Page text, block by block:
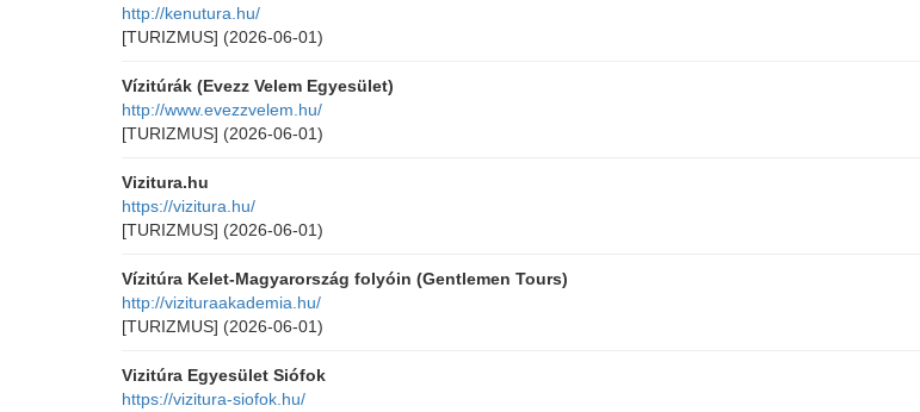
http://kenutura.hu/
[TURIZMUS] (2026-06-01)
Vízitúrák (Evezz Velem Egyesület)
http://www.evezzvelem.hu/
[TURIZMUS] (2026-06-01)
Vizitura.hu
https://vizitura.hu/
[TURIZMUS] (2026-06-01)
Vízitúra Kelet-Magyarország folyóin (Gentlemen Tours)
http://vizituraakademia.hu/
[TURIZMUS] (2026-06-01)
Vizitúra Egyesület Siófok
https://vizitura-siofok.hu/